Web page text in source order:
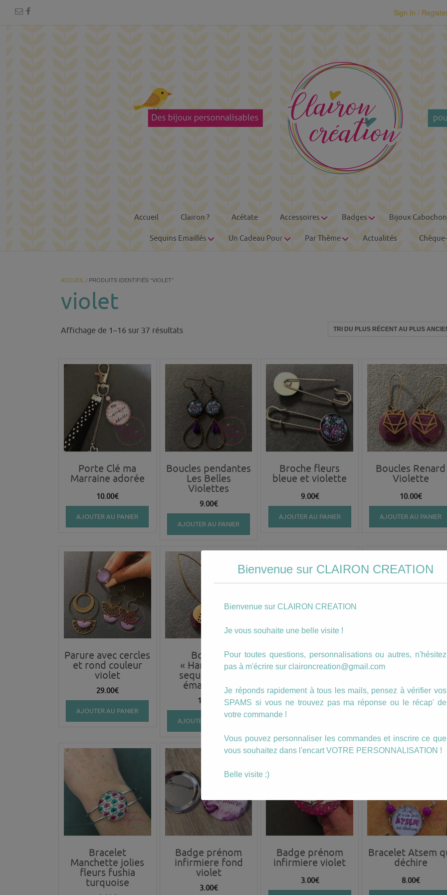
Sign In /
Accueil Clairon ? Acétate Accessoires Badges Bijoux
Sequins Emaillés Un Cadeau Pour Par Thème Actualités
ACCUEIL / PRODUITS IDENTIFIÉS “VIOLET”
violet
Affichage de 1–16 sur 37 résultatsTrié
récent
au
plus
ancien
Porte Clé ma
Marraine adorée
10.00€
AJOUTER AU PANIER
Boucles pendantes
Les Belles
Violettes
9.00€
AJOUTER AU PANIER
Broche fleurs
bleue et violette
9.00€
AJOUTER AU PANIER
Boucles Renard
Violette
10.00€
AJOUTER AU PANIER
Parure avec cercles
et rond couleur
violet
29.00€
AJOUTER AU PANIER
Boucles
« Hameçon »
sequin Violet
émaillé (82)
10.00
AJOUTER AU PANIER
Broche fleurs
bleues violettes
9.00 €
AJOUTER AU PANIER
Porte Clé Merci de
m’aider à grandir
10.00€
Bracelet
Manchette jolies
fleurs fushia
turquoise
Badge prénom
infirmiere fond
violet
3.00€
Badge prénom
infirmiere violet
3.00€
Bracelet Atsem
déchire
8.00€
Bienvenue sur CLAIRON CREATION
Bienvenue sur CLAIRON CREATION
Je vous souhaite une belle visite !
Pour toutes questions, personnalisations ou autres, n'hésitez
pas à m'écrire sur claironcreation@gmail.com
Je réponds rapidement à tous les mails, pensez à vérifier vos
SPAMS si vous ne trouvez pas ma réponse ou le récap' de
votre commande !
Vous pouvez personnaliser les commandes et inscrire ce que
vous souhaitez dans l'encart VOTRE PERSONNALISATION !
Belle visite :)